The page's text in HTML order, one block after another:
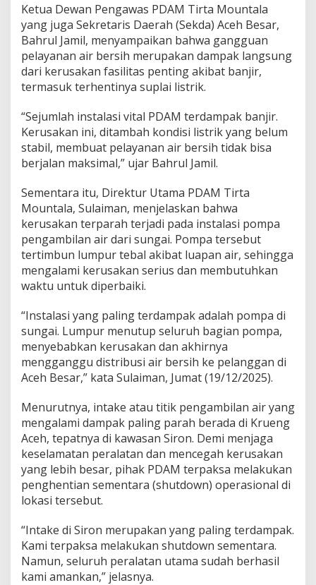
r
t
a
M
o
u
n
a
l
a
B
e
j
u
a
n
g
d
T
e
g
a
K
r
i
i
L
i
s
t
r
i
Ketua Dewan Pengawas PDAM Tirta Mountala
yang juga Sekretaris Daerah (Sekda) Aceh Besar,
Bahrul Jamil, menyampaikan bahwa gangguan
pelayanan air bersih merupakan dampak langsung
dari kerusakan fasilitas penting akibat banjir,
termasuk terhentinya suplai listrik.
“Sejumlah instalasi vital PDAM terdampak banjir.
Kerusakan ini, ditambah kondisi listrik yang belum
stabil, membuat pelayanan air bersih tidak bisa
berjalan maksimal,” ujar Bahrul Jamil.
Sementara itu, Direktur Utama PDAM Tirta
Mountala, Sulaiman, menjelaskan bahwa
kerusakan terparah terjadi pada instalasi pompa
pengambilan air dari sungai. Pompa tersebut
tertimbun lumpur tebal akibat luapan air, sehingga
mengalami kerusakan serius dan membutuhkan
waktu untuk diperbaiki.
“Instalasi yang paling terdampak adalah pompa di
sungai. Lumpur menutup seluruh bagian pompa,
menyebabkan kerusakan dan akhirnya
mengganggu distribusi air bersih ke pelanggan di
Aceh Besar,” kata Sulaiman, Jumat (19/12/2025).
Menurutnya, intake atau titik pengambilan air yang
mengalami dampak paling parah berada di Krueng
Aceh, tepatnya di kawasan Siron. Demi menjaga
keselamatan peralatan dan mencegah kerusakan
yang lebih besar, pihak PDAM terpaksa melakukan
penghentian sementara (shutdown) operasional di
lokasi tersebut.
“Intake di Siron merupakan yang paling terdampak.
Kami terpaksa melakukan shutdown sementara.
Namun, seluruh peralatan utama sudah berhasil
kami amankan,” jelasnya.